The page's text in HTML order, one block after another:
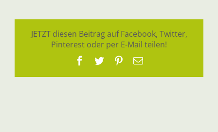
JETZT diesen Beitrag auf Facebook, Twitter,
Pinterest oder per E-Mail teilen!
Facebook
TwitterPinterest
E-